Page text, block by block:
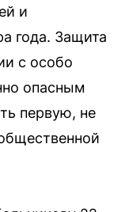
и
года. Защита
с особо
опасным
первую, не